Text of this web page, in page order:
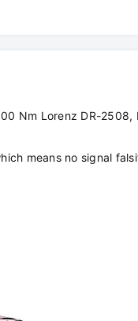
Nm Lorenz DR-2508,
means no signal